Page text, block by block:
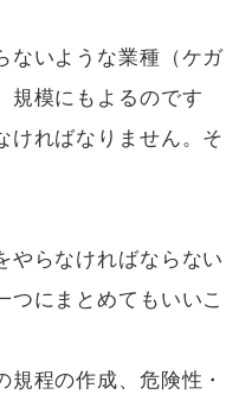
ないような業種（ケガ
規模にもよるのです
ければなりません。そ
やらなければならない
つにまとめてもいいこ
程の作成、危険性・